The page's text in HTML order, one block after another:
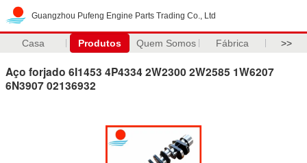
Guangzhou Pufeng Engine Parts Trading Co., Ltd
Casa Produtos Quem Somos Fábrica >>
Aço forjado 6I1453 4P4334 2W2300 2W2585 1W6207
6N3907 02136932